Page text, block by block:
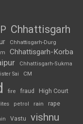
Chhattisgarh
Chhattisgarh-Durg
Chhattisgarh-Korba
Chhattisgarh-Sukma
Sai CM
fire fraud High Court
petrol rain rape
Vastu vishnu